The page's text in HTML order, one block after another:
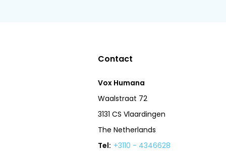
Contact
Vox Humana
Waalstraat 72
3131 CS Vlaardingen
The Netherlands
Tel: +3110 - 4346628